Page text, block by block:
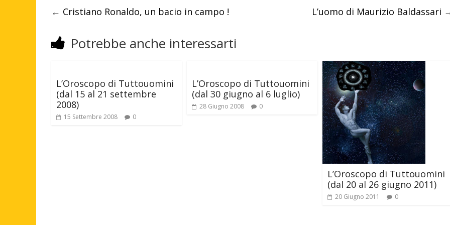
← Cristiano Ronaldo, un bacio in campo ! L’uomo di Maurizio Baldassari
Potrebbe anche interessarti
L’Oroscopo di Tuttouomini
(dal 15 al 21 settembre
2008)
15 Settembre 2008 0
L’Oroscopo di Tuttouomini
(dal 30 giugno al 6 luglio)
28 Giugno 2008 0
L’Oroscopo di Tuttouomini
(dal 20 al 26 giugno 2011)
20 Giugno 2011 0